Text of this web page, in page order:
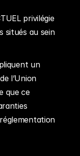
privilégie
situés au sein
un
l’Union
que ce